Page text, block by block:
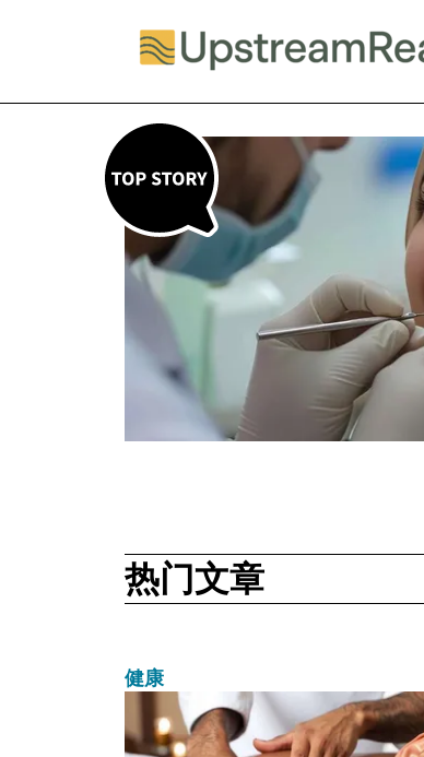
热门文章
健康